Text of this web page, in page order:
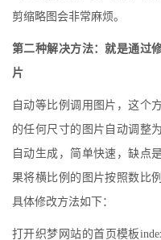
剪缩略图会非常麻烦。
第二种解决方法：就是通过
片
自动等比例调用图片，这个
的任何尺寸的图片自动调整
自动生成，简单快速，缺点
果将横比例的图片按照数比
具体修改方法如下：
打开织梦网站的首页模板